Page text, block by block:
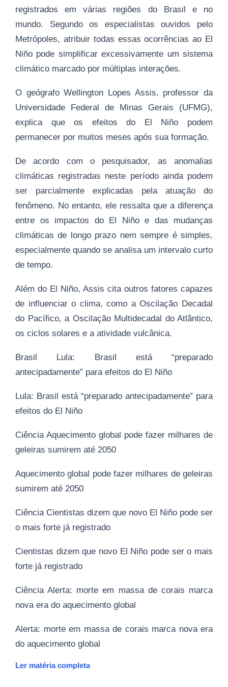
registrados em várias regiões do Brasil e no
mundo. Segundo os especialistas ouvidos pelo
Metrópoles, atribuir todas essas ocorrências ao El
Niño pode simplificar excessivamente um sistema
climático marcado por múltiplas interações.
O geógrafo Wellington Lopes Assis, professor da
Universidade Federal de Minas Gerais (UFMG),
explica que os efeitos do El Niño podem
permanecer por muitos meses após sua formação.
De acordo com o pesquisador, as anomalias
climáticas registradas neste período ainda podem
ser parcialmente explicadas pela atuação do
fenômeno. No entanto, ele ressalta que a diferença
entre os impactos do El Niño e das mudanças
climáticas de longo prazo nem sempre é simples,
especialmente quando se analisa um intervalo curto
de tempo.
Além do El Niño, Assis cita outros fatores capazes
de influenciar o clima, como a Oscilação Decadal
do Pacífico, a Oscilação Multidecadal do Atlântico,
os ciclos solares e a atividade vulcânica.
Brasil Lula: Brasil está “preparado
antecipadamente” para efeitos do El Niño
Lula: Brasil está “preparado antecipadamente” para
efeitos do El Niño
Ciência Aquecimento global pode fazer milhares de
geleiras sumirem até 2050
Aquecimento global pode fazer milhares de geleiras
sumirem até 2050
Ciência Cientistas dizem que novo El Niño pode ser
o mais forte já registrado
Cientistas dizem que novo El Niño pode ser o mais
forte já registrado
Ciência Alerta: morte em massa de corais marca
nova era do aquecimento global
Alerta: morte em massa de corais marca nova era
do aquecimento global
Ler matéria completa